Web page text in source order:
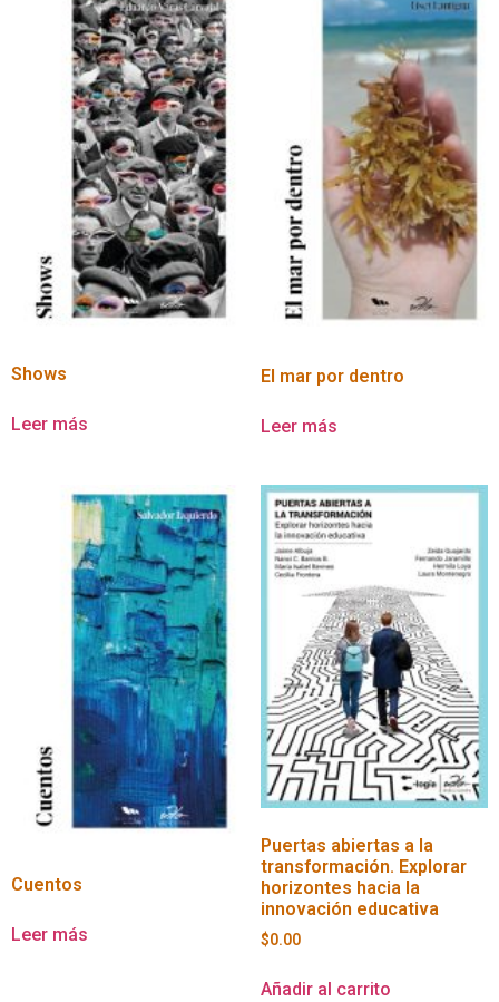
Shows
Leer más
El mar por dentro
Leer más
Cuentos
Leer más
Puertas abiertas a la
transformación. Explorar
horizontes hacia la
innovación educativa
$0.00
Añadir al carrito